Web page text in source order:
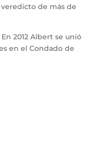
de más de
2012 Albert se unió
en el Condado de